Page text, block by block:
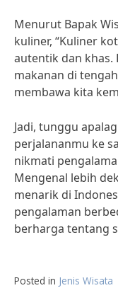
Menurut Bapak
kuliner, “Kuliner
autentik dan khas.
makanan di
membawa kita
Jadi, tunggu
perjalananmu ke
nikmati
Mengenal lebih
menarik di
pengalaman
berharga tentang
Posted in Jenis Wisata